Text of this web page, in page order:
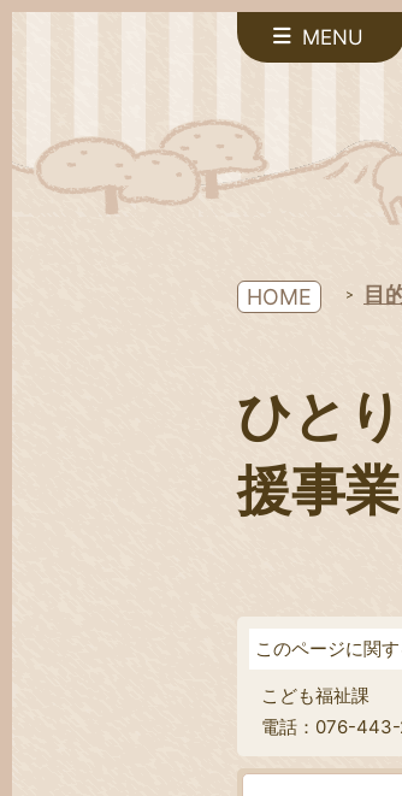
MENU
HOME 目
ひと
援事業
このページに関
こども福祉課
電話：076-